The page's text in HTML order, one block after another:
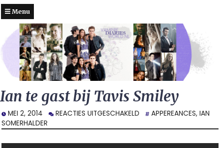
Menu
Ian te gast bij Tavis Smiley
MEI 2, 2014 REACTIES UITGESCHAKELD VOOR
TE
GAST
APPEREANCES, IAN
SOMERHALDER